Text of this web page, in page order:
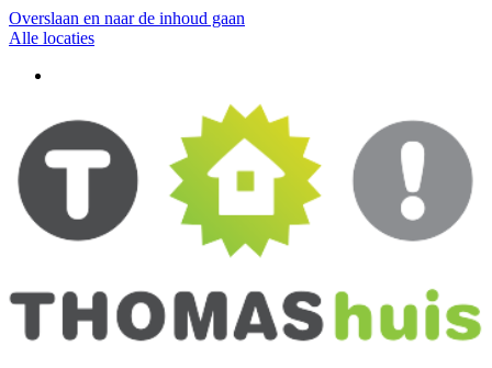
Overslaan en naar de inhoud gaan
Alle locaties